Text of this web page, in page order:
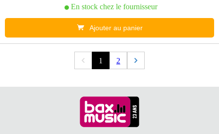
En stock chez le fournisseur
Ajouter au panier
1 2